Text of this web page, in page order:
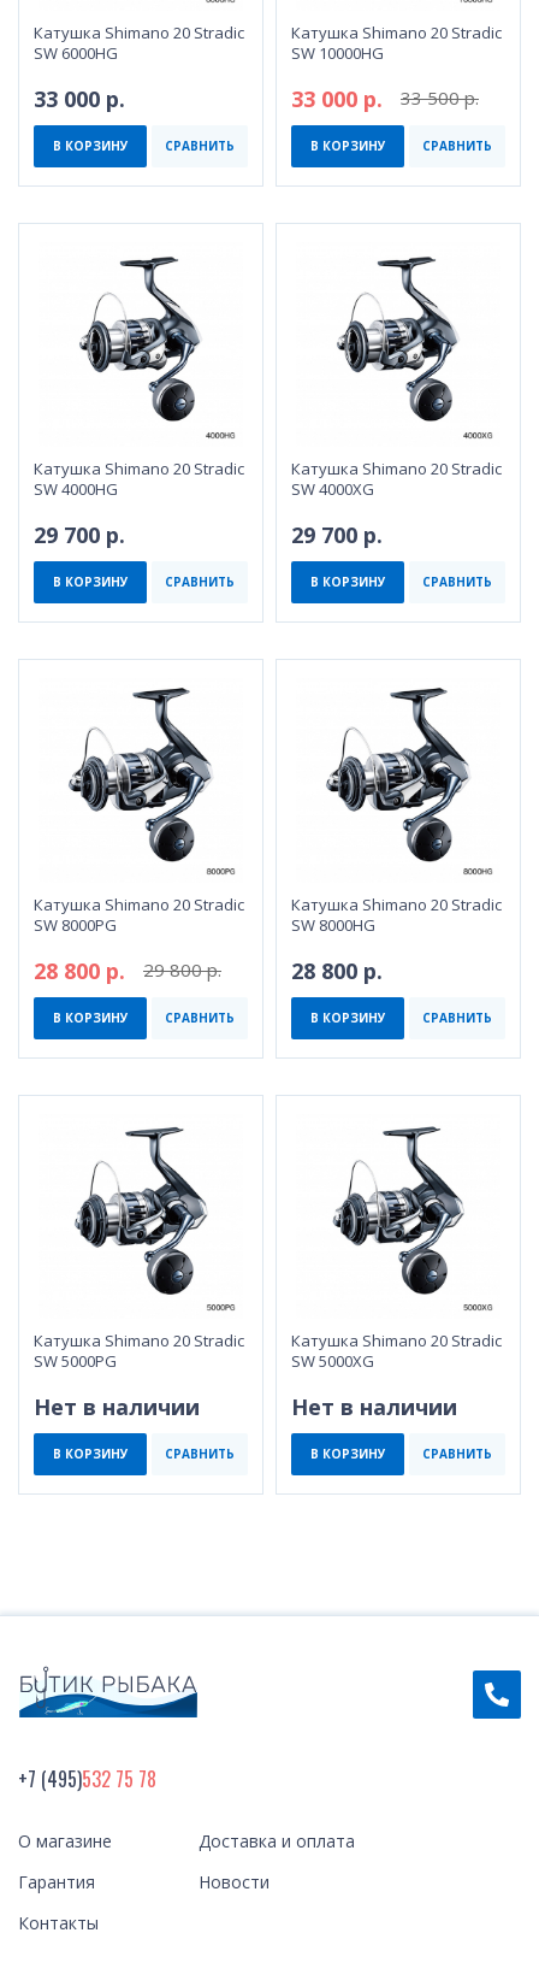
Катушка Shimano 20 Stradic
SW 6000HG
33 000 р.
В КОРЗИНУ СРАВНИТЬ
Катушка Shimano 20 Stradic
SW 10000HG
33 000 р. 33 500 р.
В КОРЗИНУ СРАВНИТЬ
Катушка Shimano 20 Stradic
SW 4000HG
29 700 р.
В КОРЗИНУ СРАВНИТЬ
Катушка Shimano 20 Stradic
SW 4000XG
29 700 р.
В КОРЗИНУ СРАВНИТЬ
Катушка Shimano 20 Stradic
SW 8000PG
28 800 р. 29 800 р.
В КОРЗИНУ СРАВНИТЬ
Катушка Shimano 20 Stradic
SW 8000HG
28 800 р.
В КОРЗИНУ СРАВНИТЬ
Катушка Shimano 20 Stradic
SW 5000PG
Нет в наличии
В КОРЗИНУ СРАВНИТЬ
Катушка Shimano 20 Stradic
SW 5000XG
Нет в наличии
В КОРЗИНУ СРАВНИТЬ
+7 (495)532 75 78
О магазине
Доставка и оплата
Гарантия
Новости
Контакты